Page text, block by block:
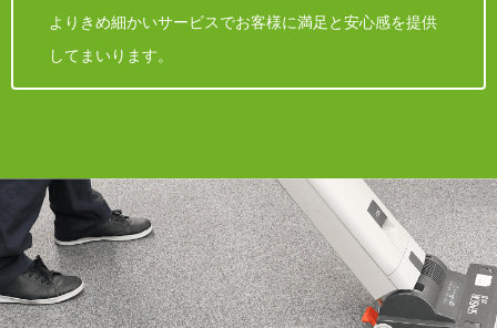
よりきめ細かいサービスでお客様に満足と安心感を提供
してまいります。